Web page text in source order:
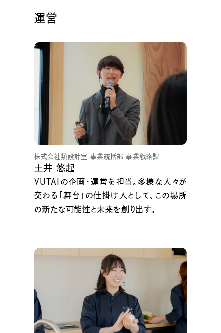
運営
株式会社類設計室 事業統括部 事業戦略課
土井 悠起
VUTAIの企画・運営を担当。多様な人々が
交わる「舞台」の仕掛け人として、この場所
の新たな可能性と未来を創り出す。